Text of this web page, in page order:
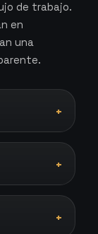
de trabajo.
en
una
+
+
+